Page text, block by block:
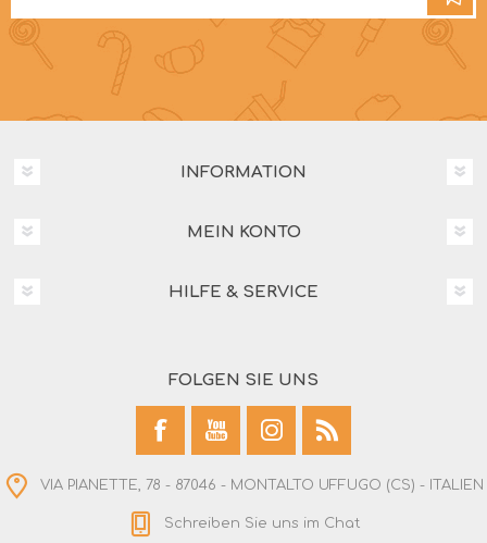
INFORMATION
MEIN KONTO
HILFE & SERVICE
FOLGEN SIE UNS
VIA PIANETTE, 78 - 87046 - MONTALTO UFFUGO (CS) - ITALIEN
Schreiben Sie uns im Chat